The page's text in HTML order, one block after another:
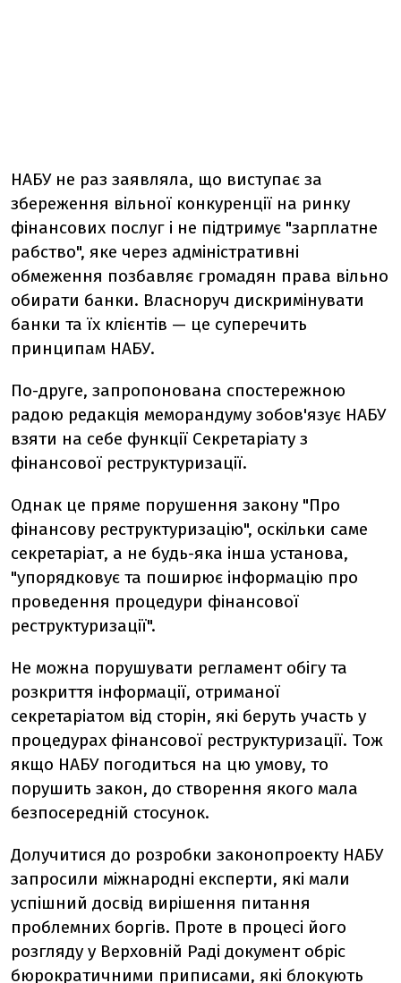
НАБУ не раз заявляла, що виступає за
збереження вільної конкуренції на ринку
фінансових послуг і не підтримує "зарплатне
рабство", яке через адміністративні
обмеження позбавляє громадян права вільно
обирати банки. Власноруч дискримінувати
банки та їх клієнтів — це суперечить
принципам НАБУ.
По-друге, запропонована спостережною
радою редакція меморандуму зобов'язує НАБУ
взяти на себе функції Секретаріату з
фінансової реструктуризації.
Однак це пряме порушення закону "Про
фінансову реструктуризацію", оскільки саме
секретаріат, а не будь-яка інша установа,
"упорядковує та поширює інформацію про
проведення процедури фінансової
реструктуризації".
Не можна порушувати регламент обігу та
розкриття інформації, отриманої
секретаріатом від сторін, які беруть участь у
процедурах фінансової реструктуризації. Тож
якщо НАБУ погодиться на цю умову, то
порушить закон, до створення якого мала
безпосередній стосунок.
Долучитися до розробки законопроекту НАБУ
запросили міжнародні експерти, які мали
успішний досвід вирішення питання
проблемних боргів. Проте в процесі його
розгляду у Верховній Раді документ обріс
бюрократичними приписами, які блокують